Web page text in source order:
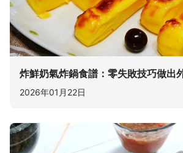
炸鮮奶氣炸鍋食譜：零失敗技巧做出
2026年01月22日